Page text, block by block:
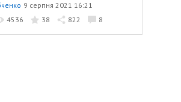
9 серпня 2021 16:21
4536 38 822 8